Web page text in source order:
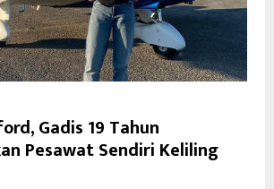
Gadis 19 Tahun
Pesawat Sendiri Keliling